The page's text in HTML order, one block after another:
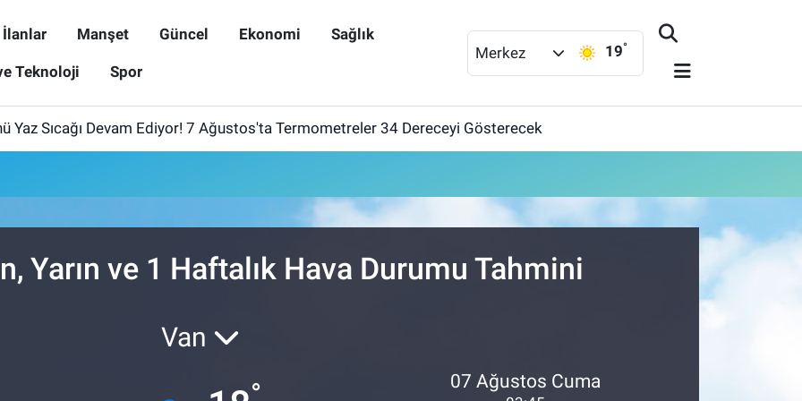
İlanlar Manşet Güncel Ekonomi Sağlık
Teknoloji Spor
Merkez 19°
Yaz Sıcağı Devam Ediyor! 7 Ağustos'ta Termometreler 34 Dereceyi Gösterecek
Yarın ve 1 Haftalık Hava Durumu Tahmini
Van
° 07 Ağustos Cuma